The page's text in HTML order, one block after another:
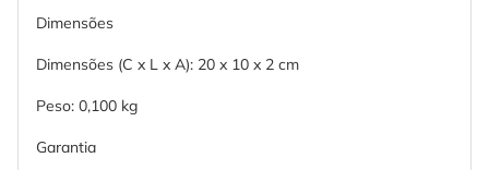
Dimensões
Dimensões (C x L x A): 20 x 10 x 2 cm
Peso: 0,100 kg
Garantia